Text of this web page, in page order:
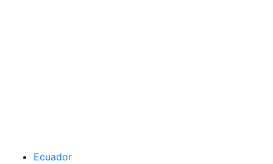
Ecuador